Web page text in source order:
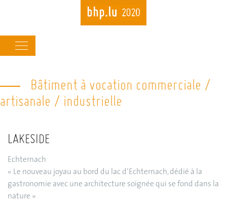
Skip
to
main
navigation
Bâtiment à vocation commerciale /
artisanale / industrielle
LAKESIDE
Echternach
« Le nouveau joyau au bord du lac d’Echternach, dédié à la
gastronomie avec une architecture soignée qui se fond dans la
nature »